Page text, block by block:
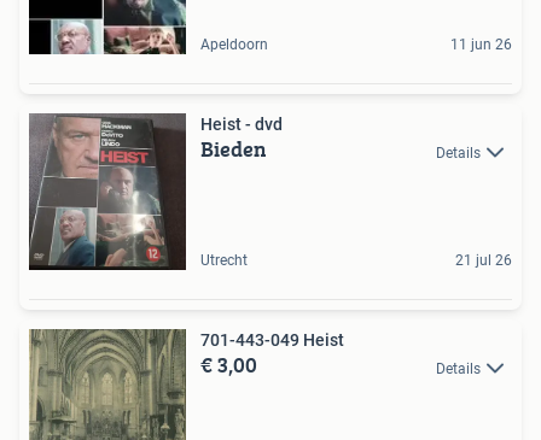
Apeldoorn 11 jun 26
Heist - dvd
Bieden Details
Utrecht 21 jul 26
701-443-049 Heist
€ 3,00 Details